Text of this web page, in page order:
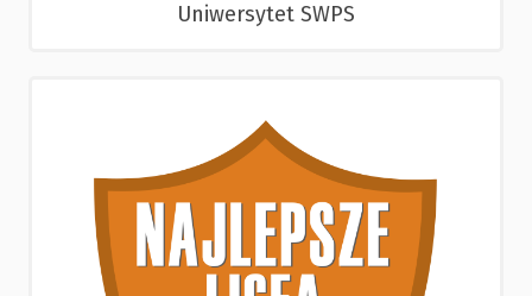
Uniwersytet SWPS